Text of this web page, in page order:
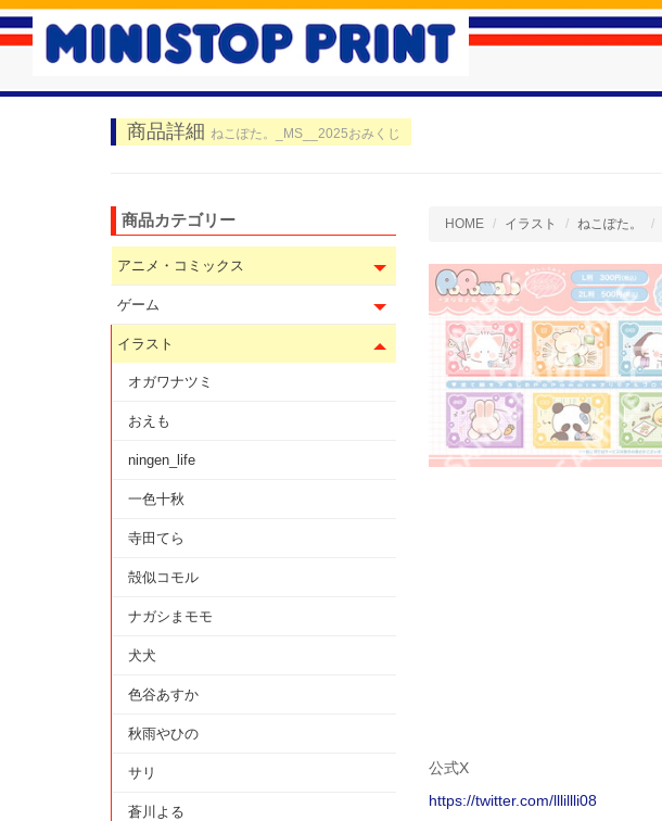
商品詳細 ねこぽた。_MS__2025おみくじ
HOME イラスト ねこぽた。
公式X
https://twitter.com/lllillli08
商品カテゴリー
アニメ・コミックス
ゲーム
イラスト
オガワナツミ
おえも
ningen_life
一色十秋
寺田てら
殻似コモル
ナガシまモモ
犬犬
色谷あすか
秋雨やひの
サリ
蒼川よる